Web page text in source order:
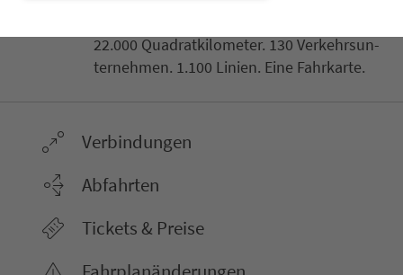
22.000 Qua­drat­ki­lo­me­ter. 130 Ver­kehrs­un­
ter­neh­men. 1.100 Linien. Eine Fahr­kar­te.
Ver­bin­dungen
Abfahrten
Tickets & Preise